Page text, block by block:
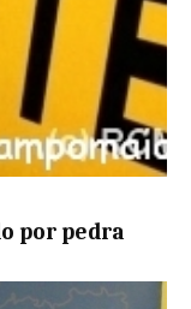
por pedra